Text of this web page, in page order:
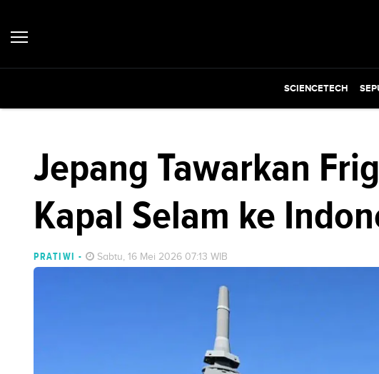
SCIENCETECH
Jepang Tawarkan
Kapal Selam ke
PRATIWI - Sabtu, 16 Mei 2026 07:13 WIB